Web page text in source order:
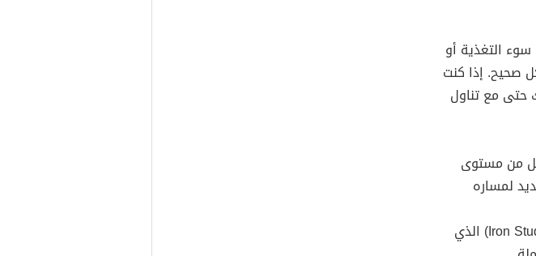
التغذية أو
صحيح. إذا كنت
حتى مع تناول
من مستوى
لمساره
تحليل شامل: لا تكتفِ بتحليل الهيموجلوبين فقط، بل اطلب فحص (Iron Studies) الذي